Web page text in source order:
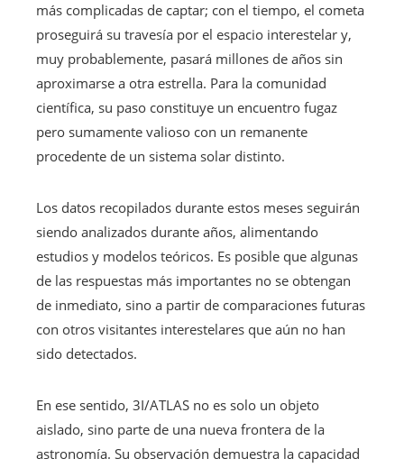
más complicadas de captar; con el tiempo, el cometa
proseguirá su travesía por el espacio interestelar y,
muy probablemente, pasará millones de años sin
aproximarse a otra estrella. Para la comunidad
científica, su paso constituye un encuentro fugaz
pero sumamente valioso con un remanente
procedente de un sistema solar distinto.
Los datos recopilados durante estos meses seguirán
siendo analizados durante años, alimentando
estudios y modelos teóricos. Es posible que algunas
de las respuestas más importantes no se obtengan
de inmediato, sino a partir de comparaciones futuras
con otros visitantes interestelares que aún no han
sido detectados.
En ese sentido, 3I/ATLAS no es solo un objeto
aislado, sino parte de una nueva frontera de la
astronomía. Su observación demuestra la capacidad